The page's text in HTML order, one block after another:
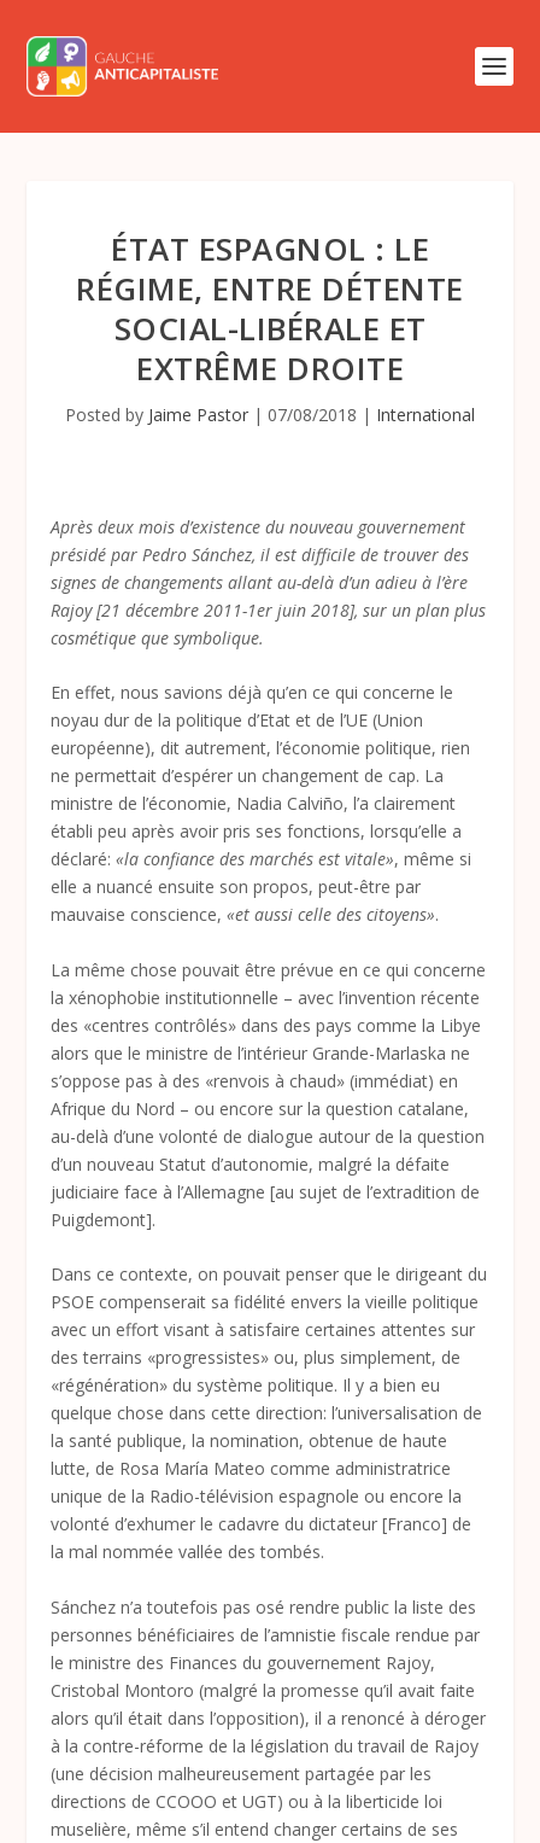
ÉTAT ESPAGNOL : LE
RÉGIME, ENTRE DÉTENTE
SOCIAL-LIBÉRALE ET
EXTRÊME DROITE
Posted by Jaime Pastor | 07/08/2018 | International
Après deux mois d’existence du nouveau gouvernement
présidé par Pedro Sánchez, il est difficile de trouver des
signes de changements allant au-delà d’un adieu à l’ère
Rajoy [21 décembre 2011-1er juin 2018], sur un plan plus
cosmétique que symbolique.
En effet, nous savions déjà qu’en ce qui concerne le
noyau dur de la politique d’Etat et de l’UE (Union
européenne), dit autrement, l’économie politique, rien
ne permettait d’espérer un changement de cap. La
ministre de l’économie, Nadia Calviño, l’a clairement
établi peu après avoir pris ses fonctions, lorsqu’elle a
déclaré:«la confiance des marchés est vitale», même si
elle a nuancé ensuite son propos, peut-être par
mauvaise conscience,«et aussi celle des citoyens».
La même chose pouvait être prévue en ce qui concerne
la xénophobie institutionnelle – avec l’invention récente
des «centres contrôlés» dans des pays comme la Libye
alors que le ministre de l’intérieur Grande-Marlaska ne
s’oppose pas à des «renvois à chaud» (immédiat) en
Afrique du Nord – ou encore sur la question catalane,
au-delà d’une volonté de dialogue autour de la question
d’un nouveau Statut d’autonomie, malgré la défaite
judiciaire face à l’Allemagne [au sujet de l’extradition de
Puigdemont].
Dans ce contexte, on pouvait penser que le dirigeant du
PSOE compenserait sa fidélité envers la vieille politique
avec un effort visant à satisfaire certaines attentes sur
des terrains «progressistes» ou, plus simplement, de
«régénération» du système politique. Il y a bien eu
quelque chose dans cette direction: l’universalisation de
la santé publique, la nomination, obtenue de haute
lutte, de Rosa María Mateo comme administratrice
unique de la Radio-télévision espagnole ou encore la
volonté d’exhumer le cadavre du dictateur [Franco] de
la mal nommée vallée des tombés.
Sánchez n’a toutefois pas osé rendre public la liste des
personnes bénéficiaires de l’amnistie fiscale rendue par
le ministre des Finances du gouvernement Rajoy,
Cristobal Montoro (malgré la promesse qu’il avait faite
alors qu’il était dans l’opposition), il a renoncé à déroger
à la contre-réforme de la législation du travail de Rajoy
(une décision malheureusement partagée par les
directions de CCOOO et UGT) ou à la liberticide loi
muselière, même s’il entend changer certains de ses